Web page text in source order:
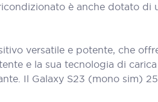
è anche dotato di
versatile e potente, che
e la sua tecnologia di
Il Galaxy S23 (mono sim)